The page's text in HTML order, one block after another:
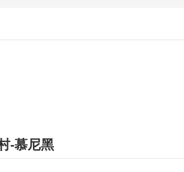
-慕尼黑